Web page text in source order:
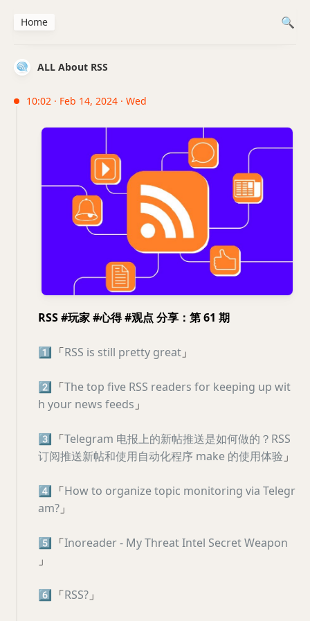
ALL About RSS
10:02 · Feb 14, 2024 · Wed
RSS #玩家 #心得 #观点 分享：第 61 期
1️⃣ 「RSS is still pretty great 」
2️⃣ 「The top five RSS readers for keeping up wit
h your news feeds 」
3️⃣ 「Telegram 电报上的新帖推送是如何做的？RSS
订阅推送新帖和使用自动化程序 make 的使用体验 」
4️⃣ 「How to organize topic monitoring via Telegr
am? 」
5️⃣ 「Inoreader - My Threat Intel Secret Weapon
」
6️⃣ 「RSS? 」
Home